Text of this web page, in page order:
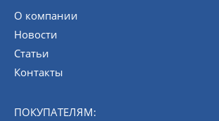
О компании
Новости
Статьи
Контакты
ПОКУПАТЕЛЯМ: